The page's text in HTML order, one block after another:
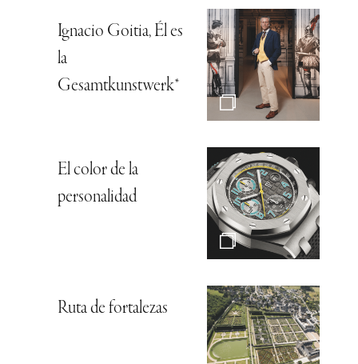
Ignacio Goitia, Él es
la
Gesamtkunstwerk*
El color de la
personalidad
Ruta de fortalezas